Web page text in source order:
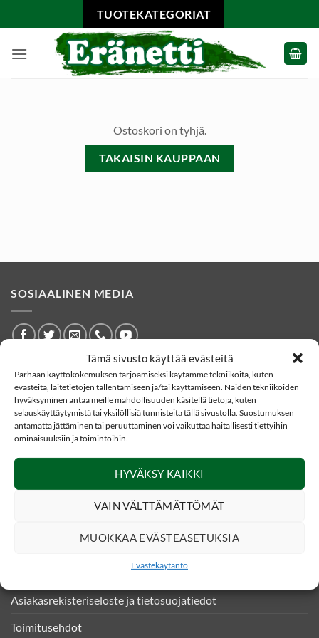
Tämä sivusto käyttää evästeitä
Parhaan käyttökokemuksen tarjoamiseksi käytämme tekniikoita, kuten
evästeitä, laitetietojen tallentamiseen ja/tai käyttämiseen. Näiden tekniikoiden
hyväksyminen antaa meille mahdollisuuden käsitellä tietoja, kuten
selauskäyttäytymistä tai yksilöllisiä tunnisteita tällä sivustolla. Suostumuksen
antamatta jättäminen tai peruuttaminen voi vaikuttaa haitallisesti tiettyihin
ominaisuuksiin ja toimintoihin.
HYVÄKSY KAIKKI
VAIN VÄLTTÄMÄTTÖMÄT
MUOKKAA EVÄSTEASETUKSIA
Evästekäytäntö
to
TUOTEKATEGORIAT
Ostoskori on tyhjä.
TAKAISIN KAUPPAAN
SOSIAALINEN MEDIA
YHTEYSTIEDOT
Eränetti verkkokauppa
Kankaistentie 4
51200 Kangasniemi
020 331490 (0,0835€/puh)
asiakaspalvelu@eranetti.fi
Asiakasrekisteriseloste ja tietosuojatiedot
Toimitusehdot